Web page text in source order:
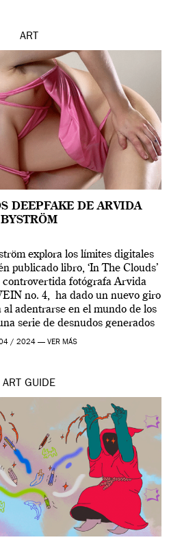
ART
DEEPFAKE DE ARVIDA
BYSTRÖM
explora los límites digitales
publicado libro, ‘In The Clouds’
controvertida fotógrafa Arvida
no. 4, ha dado un nuevo giro
adentrarse en el mundo de los
serie de desnudos generados
por […]
/ 2024 — VER MÁS
ART GUIDE